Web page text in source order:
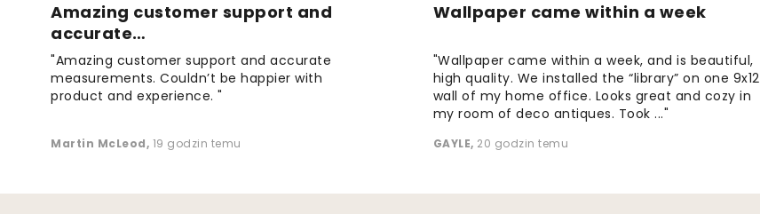
Amazing customer support and
accurate…
"Amazing customer support and accurate
measurements. Couldn’t be happier with
product and experience. "
Martin McLeod, 19 godzin temu
Wallpaper came within a week
"Wallpaper came within a week, and is beautiful,
high quality. We installed the “library” on one 9x12
wall of my home office. Looks great and cozy in
my room of deco antiques. Took ..."
GAYLE, 20 godzin temu